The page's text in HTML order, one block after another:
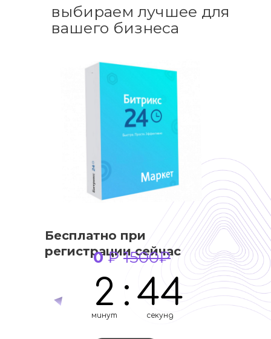
выбираем лучшее для
вашего бизнеса
Бесплатно при
регистрации сейчас
0₽1500₽
2
минут
: 43
секунд